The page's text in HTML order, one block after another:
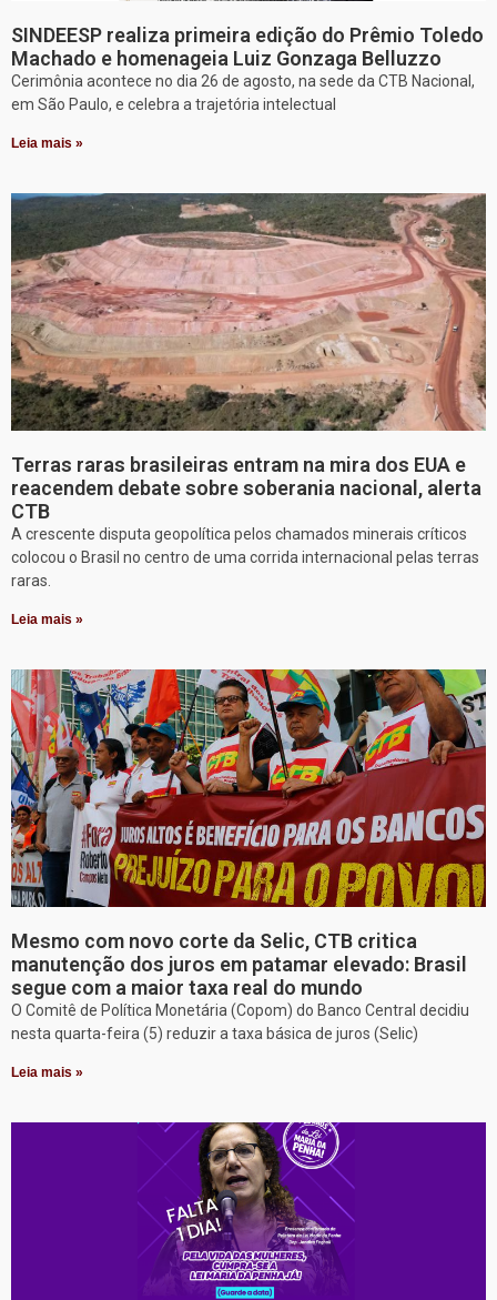
SINDEESP realiza primeira edição do Prêmio Toledo
Machado e homenageia Luiz Gonzaga Belluzzo
Cerimônia acontece no dia 26 de agosto, na sede da CTB Nacional,
em São Paulo, e celebra a trajetória intelectual
Leia mais »
Terras raras brasileiras entram na mira dos EUA e
reacendem debate sobre soberania nacional, alerta
CTB
A crescente disputa geopolítica pelos chamados minerais críticos
colocou o Brasil no centro de uma corrida internacional pelas terras
raras.
Leia mais »
Mesmo com novo corte da Selic, CTB critica
manutenção dos juros em patamar elevado: Brasil
segue com a maior taxa real do mundo
O Comitê de Política Monetária (Copom) do Banco Central decidiu
nesta quarta-feira (5) reduzir a taxa básica de juros (Selic)
Leia mais »